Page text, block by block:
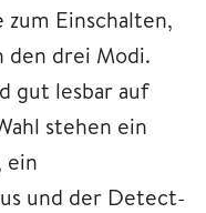
zum Einschalten,
den drei Modi.
gut lesbar auf
stehen ein
ein
und der Detect-